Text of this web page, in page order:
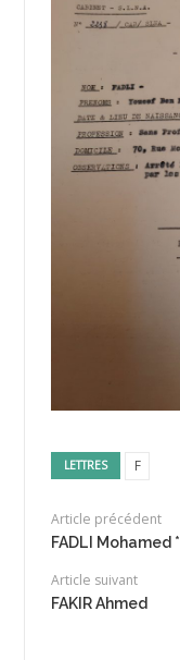
LETTRES F
Article précédent
FADLI Mohamed *
Article suivant
FAKIR Ahmed